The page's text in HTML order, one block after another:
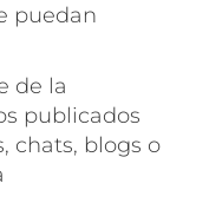
puedan
de la
publicados
chats, blogs o